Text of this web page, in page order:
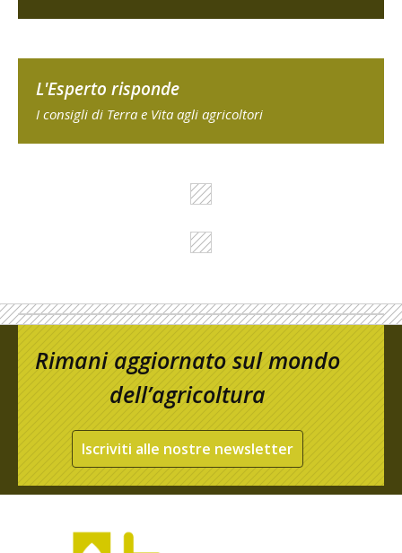
L'Esperto risponde
I consigli di Terra e Vita agli agricoltori
Rimani aggiornato sul mondo
dell’agricoltura
Iscriviti alle nostre newsletter